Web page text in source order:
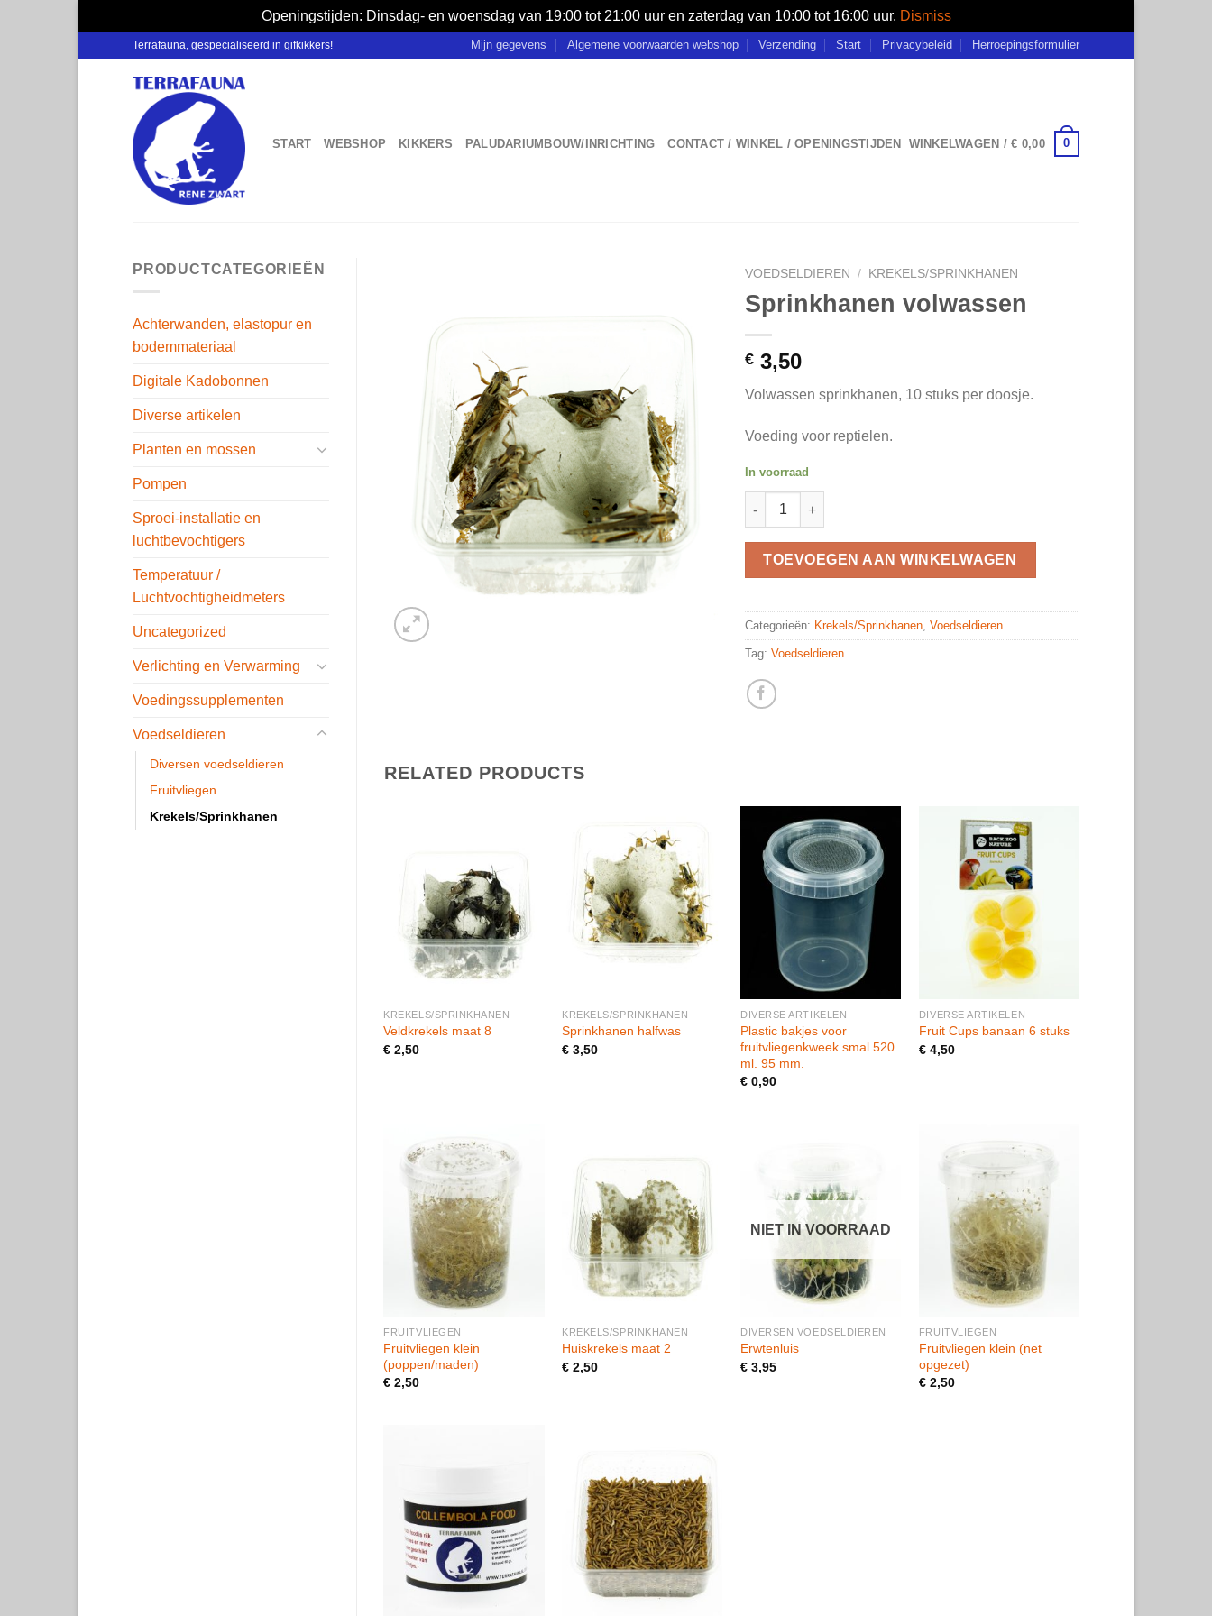
Openingstijden: Dinsdag- en woensdag van 19:00 tot 21:00 uur en zaterdag van 10:00 tot 16:00 uur. Dismiss
Terrafauna, gespecialiseerd in gifkikkers! Mijn gegevens Algemene voorwaarden webshop Verzending Start Privacybeleid Herroepingsformulier
START WEBSHOP KIKKERS PALUDARIUMBOUW/INRICHTING CONTACT / WINKEL / OPENINGSTIJDEN WINKELWAGEN /€ 0,00 0
PRODUCTCATEGORIEËN
Achterwanden, elastopur en
bodemmateriaal
Digitale Kadobonnen
Diverse artikelen
Planten en mossen
Pompen
Sproei-installatie en
luchtbevochtigers
Temperatuur /
Luchtvochtigheidmeters
Uncategorized
Verlichting en Verwarming
Voedingssupplementen
Voedseldieren
Diversen voedseldieren
Fruitvliegen
Krekels/Sprinkhanen
VOEDSELDIEREN / KREKELS/SPRINKHANEN
Sprinkhanen volwassen
€ 3,50
Volwassen sprinkhanen, 10 stuks per doosje.
Voeding voor reptielen.
In voorraad
Sprinkhanen volwassen quantity
TOEVOEGEN AAN WINKELWAGEN
Categorieën: Krekels/Sprinkhanen,Voedseldieren
Tag:Voedseldieren
RELATED PRODUCTS
KREKELS/SPRINKHANEN
Veldkrekels maat 8
€ 2,50
KREKELS/SPRINKHANEN
Sprinkhanen halfwas
€ 3,50
DIVERSE ARTIKELEN
Plastic bakjes voor
fruitvliegenkweek smal 520
ml. 95 mm.
€ 0,90
DIVERSE ARTIKELEN
Fruit Cups banaan 6 stuks
€4,50
FRUITVLIEGEN
Fruitvliegen klein
(poppen/maden)
€ 2,50
KREKELS/SPRINKHANEN
Huiskrekels maat 2
€ 2,50
NIET IN VOORRAAD
DIVERSEN VOEDSELDIEREN
Erwtenluis
€ 3,95
FRUITVLIEGEN
Fruitvliegen klein (net
opgezet)
€2,50